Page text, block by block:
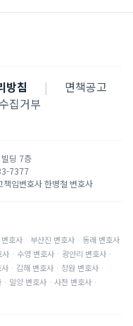
방침 |
면책공고
집거부
딩 7층
7377
책임변호사한병철 변호사
변호사 · 부산진 변호사 · 동래 변호사
사 · 수영 변호사 · 광안리 변호사 ·
· 김해 변호사 · 창원 변호사 ·
· 밀양 변호사 · 사천 변호사 ·